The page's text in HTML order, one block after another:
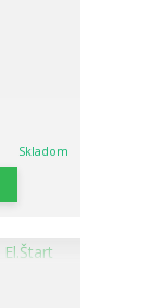
Skladom